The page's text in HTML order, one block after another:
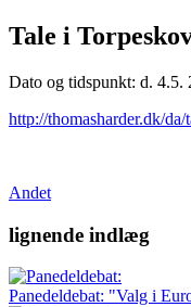
Tale i
Dato og tidspunkt: d. 4.5.
http://thomasharder.dk/
Andet
lignende indlæg
Panedeldebat: "Valg i